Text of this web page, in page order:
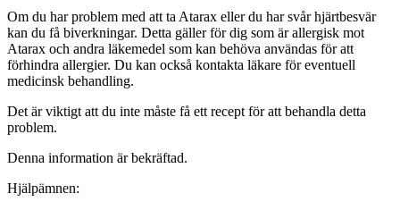
Om du har problem med att ta Atarax eller du har svår hjärtbesvär
kan du få biverkningar. Detta gäller för dig som är allergisk mot
Atarax och andra läkemedel som kan behöva användas för att
förhindra allergier. Du kan också kontakta läkare för eventuell
medicinsk behandling.
Det är viktigt att du inte måste få ett recept för att behandla detta
problem.
Denna information är bekräftad.
Hjälpämnen: